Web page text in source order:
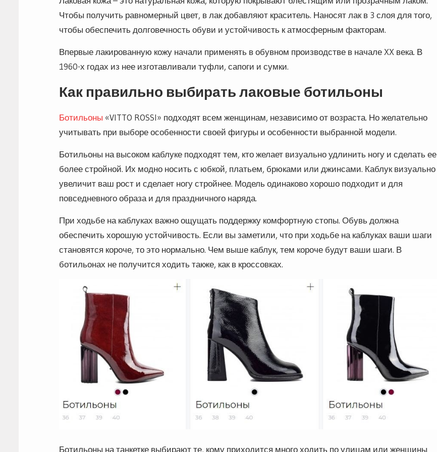
Чтобы получить равномерный цвет, в лак добавляют краситель. Наносят лак в 3 слоя для того,
чтобы обеспечить долговечность обуви и устойчивость к атмосферным факторам.
Впервые лакированную кожу начали применять в обувном производстве в начале XX века. В
1960-х годах из нее изготавливали туфли, сапоги и сумки.
Как правильно выбирать лаковые ботильоны
Ботильоны «VITTO ROSSI» подходят всем женщинам, независимо от возраста. Но желательно
учитывать при выборе особенности своей фигуры и особенности выбранной модели.
Ботильоны на высоком каблуке подходят тем, кто желает визуально удлинить ногу и сделать ее
более стройной. Их модно носить с юбкой, платьем, брюками или джинсами. Каблук визуально
увеличит ваш рост и сделает ногу стройнее. Модель одинаково хорошо подходит и для
повседневного образа и для праздничного наряда.
При ходьбе на каблуках важно ощущать поддержку комфортную стопы. Обувь должна
обеспечить хорошую устойчивость. Если вы заметили, что при ходьбе на каблуках ваши шаги
становятся короче, то это нормально. Чем выше каблук, тем короче будут ваши шаги. В
ботильонах не получится ходить также, как в кроссовках.
Ботильоны на танкетке выбирают те, кому приходится много ходить по улицам или женщины